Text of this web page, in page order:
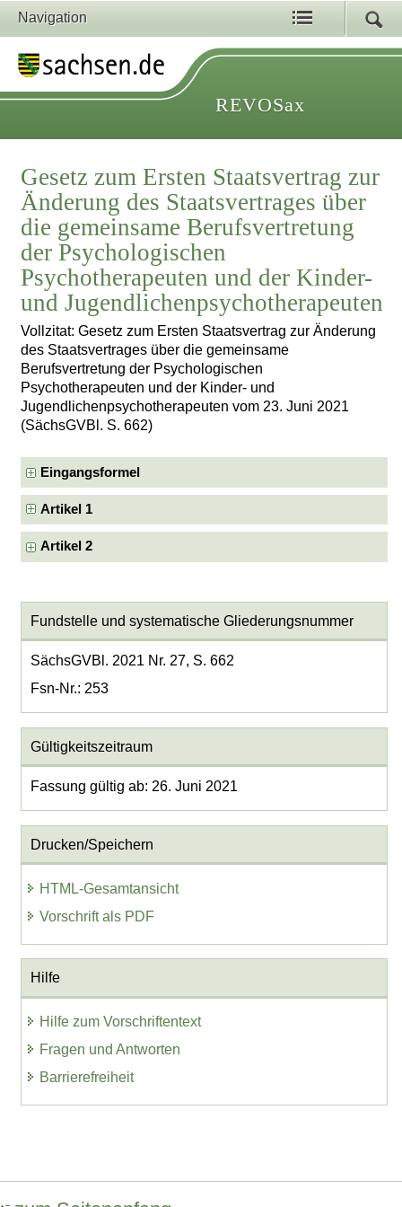
Navigation
REVOSax
Gesetz zum Ersten Staatsvertrag zur
Änderung des Staatsvertrages über
die gemeinsame Berufsvertretung
der Psychologischen
Psychotherapeuten und der Kinder-
und Jugendlichenpsychotherapeuten
Vollzitat: Gesetz zum Ersten Staatsvertrag zur Änderung
des Staatsvertrages über die gemeinsame
Berufsvertretung der Psychologischen
Psychotherapeuten und der Kinder- und
Jugendlichenpsychotherapeuten vom 23. Juni 2021
(SächsGVBl. S. 662)
Eingangsformel
Artikel 1
Artikel 2
Fundstelle und systematische Gliederungsnummer
SächsGVBl. 2021 Nr. 27, S. 662
Fsn-Nr.: 253
Gültigkeitszeitraum
Fassung gültig ab: 26. Juni 2021
Drucken/Speichern
HTML-Gesamtansicht
Vorschrift als PDF
Hilfe
Hilfe zum Vorschriftentext
Fragen und Antworten
Barrierefreiheit